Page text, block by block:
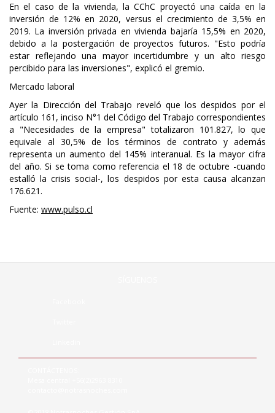
En el caso de la vivienda, la CChC proyectó una caída en la
inversión de 12% en 2020, versus el crecimiento de 3,5% en
2019. La inversión privada en vivienda bajaría 15,5% en 2020,
debido a la postergación de proyectos futuros. "Esto podría
estar reflejando una mayor incertidumbre y un alto riesgo
percibido para las inversiones", explicó el gremio.
Mercado laboral
Ayer la Dirección del Trabajo reveló que los despidos por el
artículo 161, inciso N°1 del Código del Trabajo correspondientes
a "Necesidades de la empresa" totalizaron 101.827, lo que
equivale al 30,5% de los términos de contrato y además
representa un aumento del 145% interanual. Es la mayor cifra
del año. Si se toma como referencia el 18 de octubre -cuando
estalló la crisis social-, los despidos por esta causa alcanzan
176.621.
Fuente: www.pulso.cl